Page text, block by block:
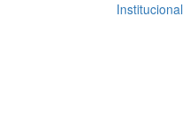
Institucional